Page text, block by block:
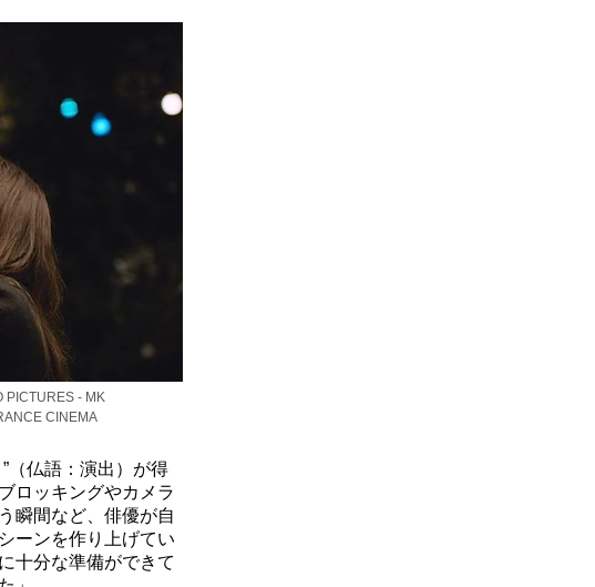
- MK
CINEMA
（仏語：演出）が得
ロッキングやカメラ
瞬間など、俳優が自
ーンを作り上げてい
十分な準備ができて